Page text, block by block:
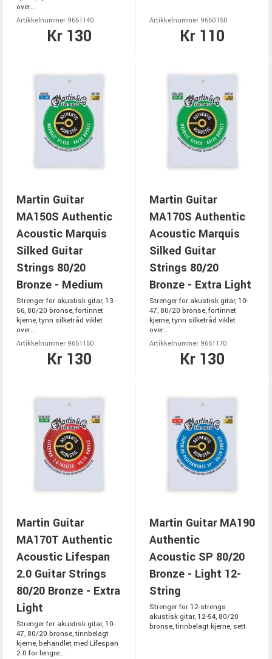
over...
Artikkelnummer 9651140
Kr 130
Artikkelnummer 9650150
Kr 110
Martin Guitar
MA150S Authentic
Acoustic Marquis
Silked Guitar
Strings 80/20
Bronze - Medium
Strenger for akustisk gitar, 13-
56, 80/20 bronse, fortinnet
kjerne, tynn silketråd viklet
over...
Artikkelnummer 9651150
Kr 130
Martin Guitar
MA170S Authentic
Acoustic Marquis
Silked Guitar
Strings 80/20
Bronze - Extra Light
Strenger for akustisk gitar, 10-
47, 80/20 bronse, fortinnet
kjerne, tynn silketråd viklet
over...
Artikkelnummer 9651170
Kr 130
Martin Guitar
MA170T Authentic
Acoustic Lifespan
2.0 Guitar Strings
80/20 Bronze - Extra
Light
Strenger for akustisk gitar, 10-
47, 80/20 bronse, tinnbelagt
kjerne, behandlet med Lifespan
2.0 for lengre...
Martin Guitar MA190
Authentic
Acoustic SP 80/20
Bronze - Light 12-
String
Strenger for 12-strengs
akustisk gitar, 12-54, 80/20
bronse, tinnbelagt kjerne, sett